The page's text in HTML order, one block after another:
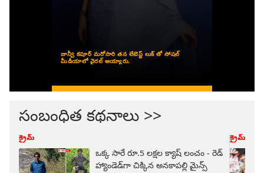
సంబంధిత కథనాలు >>
క్రైమ్
ఒక్క సారే రూ.5 లక్షల క్యాష్ లంచం - రెడ్
హ్యాండెడ్‌గా చిక్కిన అనకాపల్లి మైన్స్
క్రైమ్